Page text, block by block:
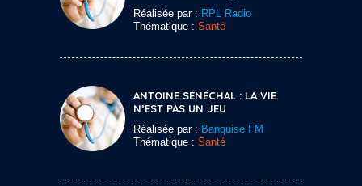
Réalisée par : RPL Radio
Thématique : Santé
ANTOINE SÉNÉCHAL : LA VIE
N’EST PAS UN JEU
Réalisée par : Banquise FM
Thématique : Santé